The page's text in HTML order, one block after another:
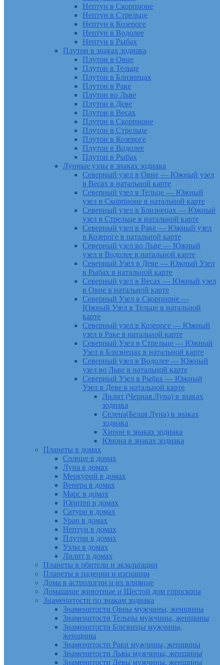
Нептун в Скорпионе
Нептун в Стрельце
Нептун в Козероге
Нептун в Водолее
Нептун в Рыбах
Плутон в знаках зодиака
Плутон в Овне
Плутон в Тельце
Плутон в Близнецах
Плутон в Раке
Плутон во Льве
Плутон в Деве
Плутон в Весах
Плутон в Скорпионе
Плутон в Стрельце
Плутон в Козероге
Плутон в Водолее
Плутон в Рыбах
Лунные узлы в знаках зодиака
Северный узел в Овне — Южный узел
в Весах в натальной карте
Северный узел в Тельце — Южный
узел в Скорпионе в натальной карте
Северный узел в Близнецах — Южный
узел в Стрельце в натальной карте
Северный узел в Раке — Южный узел
в Козероге в натальной карте
Северный узел во Льве — Южный
узел в Водолее в натальной карте
Северный Узел в Деве — Южный Узел
в Рыбах в натальной карте
Северный узел в Весах — Южный узел
в Овне в натальной карте
Северный Узел в Скорпионе —
Южный Узел в Тельце в натальной
карте
Северный узел в Козероге — Южный
узел в Раке в натальной карте
Северный Узел в Стрельце — Южный
Узел в Близнецах в натальной карте
Северный узел в Водолее — Южный
узел во Льве в натальной карте
Северный Узел в Рыбах — Южный
Узел в Деве в натальной карте
Лилит (Черная Луна) в знаках
зодиака
Селена(Белая Луна) в знаках
зодиака
Хирон в знаках зодиака
Юнона в знаках зодиака
Планеты в домах
Солнце в домах
Луна в домах
Меркурий в домах
Венера в домах
Марс в домах
Юпитер в домах
Сатурн в домах
Уран в домах
Нептун в домах
Плутон в домах
Узлы в домах
Лилит в домах
Планеты в обители и экзальтации
Планеты в падении и изгнании
Дома в астрологии и их влияние
Домашние животные и Шестой дом гороскопа
Знаменитости по знакам зодиака
Знаменитости Овны мужчины, женщины
Знаменитости Тельцы мужчины, женщины
Знаменитости Близнецы мужчины,
женщины
Знаменитости Раки мужчины, женщины
Знаменитости Львы мужчины, женщины
Знаменитости Девы мужчины, женщины